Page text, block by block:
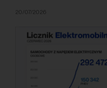
20/07/2026